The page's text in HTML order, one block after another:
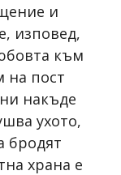
и
изповед,
към
на пост
накъде
ухото,
бродят
храна е